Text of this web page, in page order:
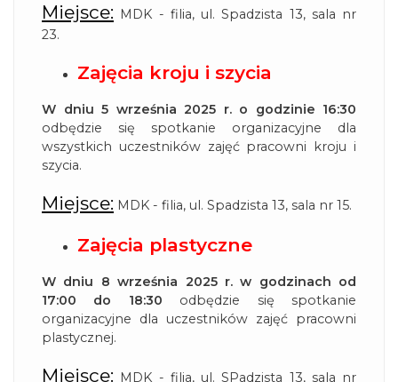
Miejsce: MDK - filia, ul. Spadzista 13, sala nr
23.
Zajęcia kroju i szycia
W dniu 5 września 2025 r. o godzinie 16:30
odbędzie się spotkanie organizacyjne dla
wszystkich uczestników zajęć pracowni kroju i
szycia.
Miejsce: MDK - filia, ul. Spadzista 13, sala nr 15.
Zajęcia plastyczne
W dniu 8 września 2025 r. w godzinach od
17:00 do 18:30 odbędzie się spotkanie
organizacyjne dla uczestników zajęć pracowni
plastycznej.
Miejsce: MDK - filia, ul. SPadzista 13, sala nr